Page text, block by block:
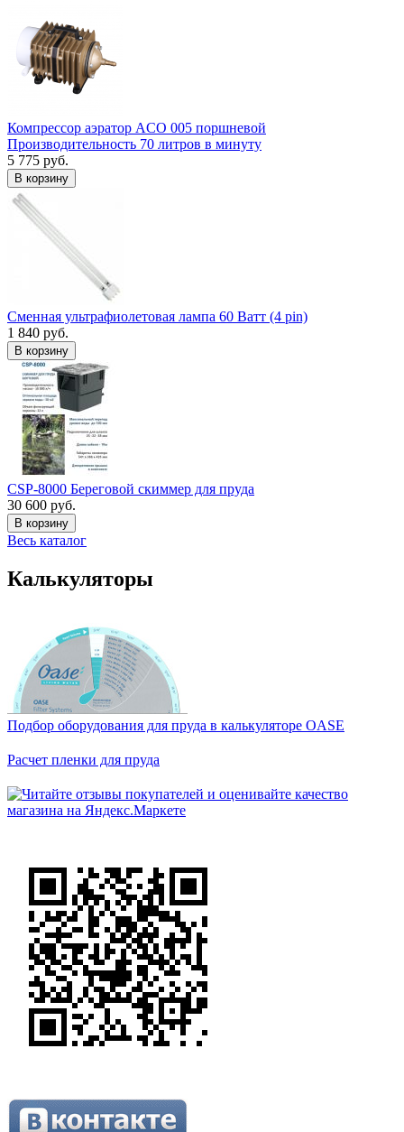
Компрессор аэратор ACO 005 поршневой
Производительность 70 литров в минуту
5 775 руб.
В корзину
Сменная ультрафиолетовая лампа 60 Ватт (4 pin)
1 840 руб.
В корзину
CSP-8000 Береговой скиммер для пруда
30 600 руб.
В корзину
Весь каталог
Калькуляторы
Подбор оборудования для пруда в калькуляторе OASE
Расчет пленки для пруда